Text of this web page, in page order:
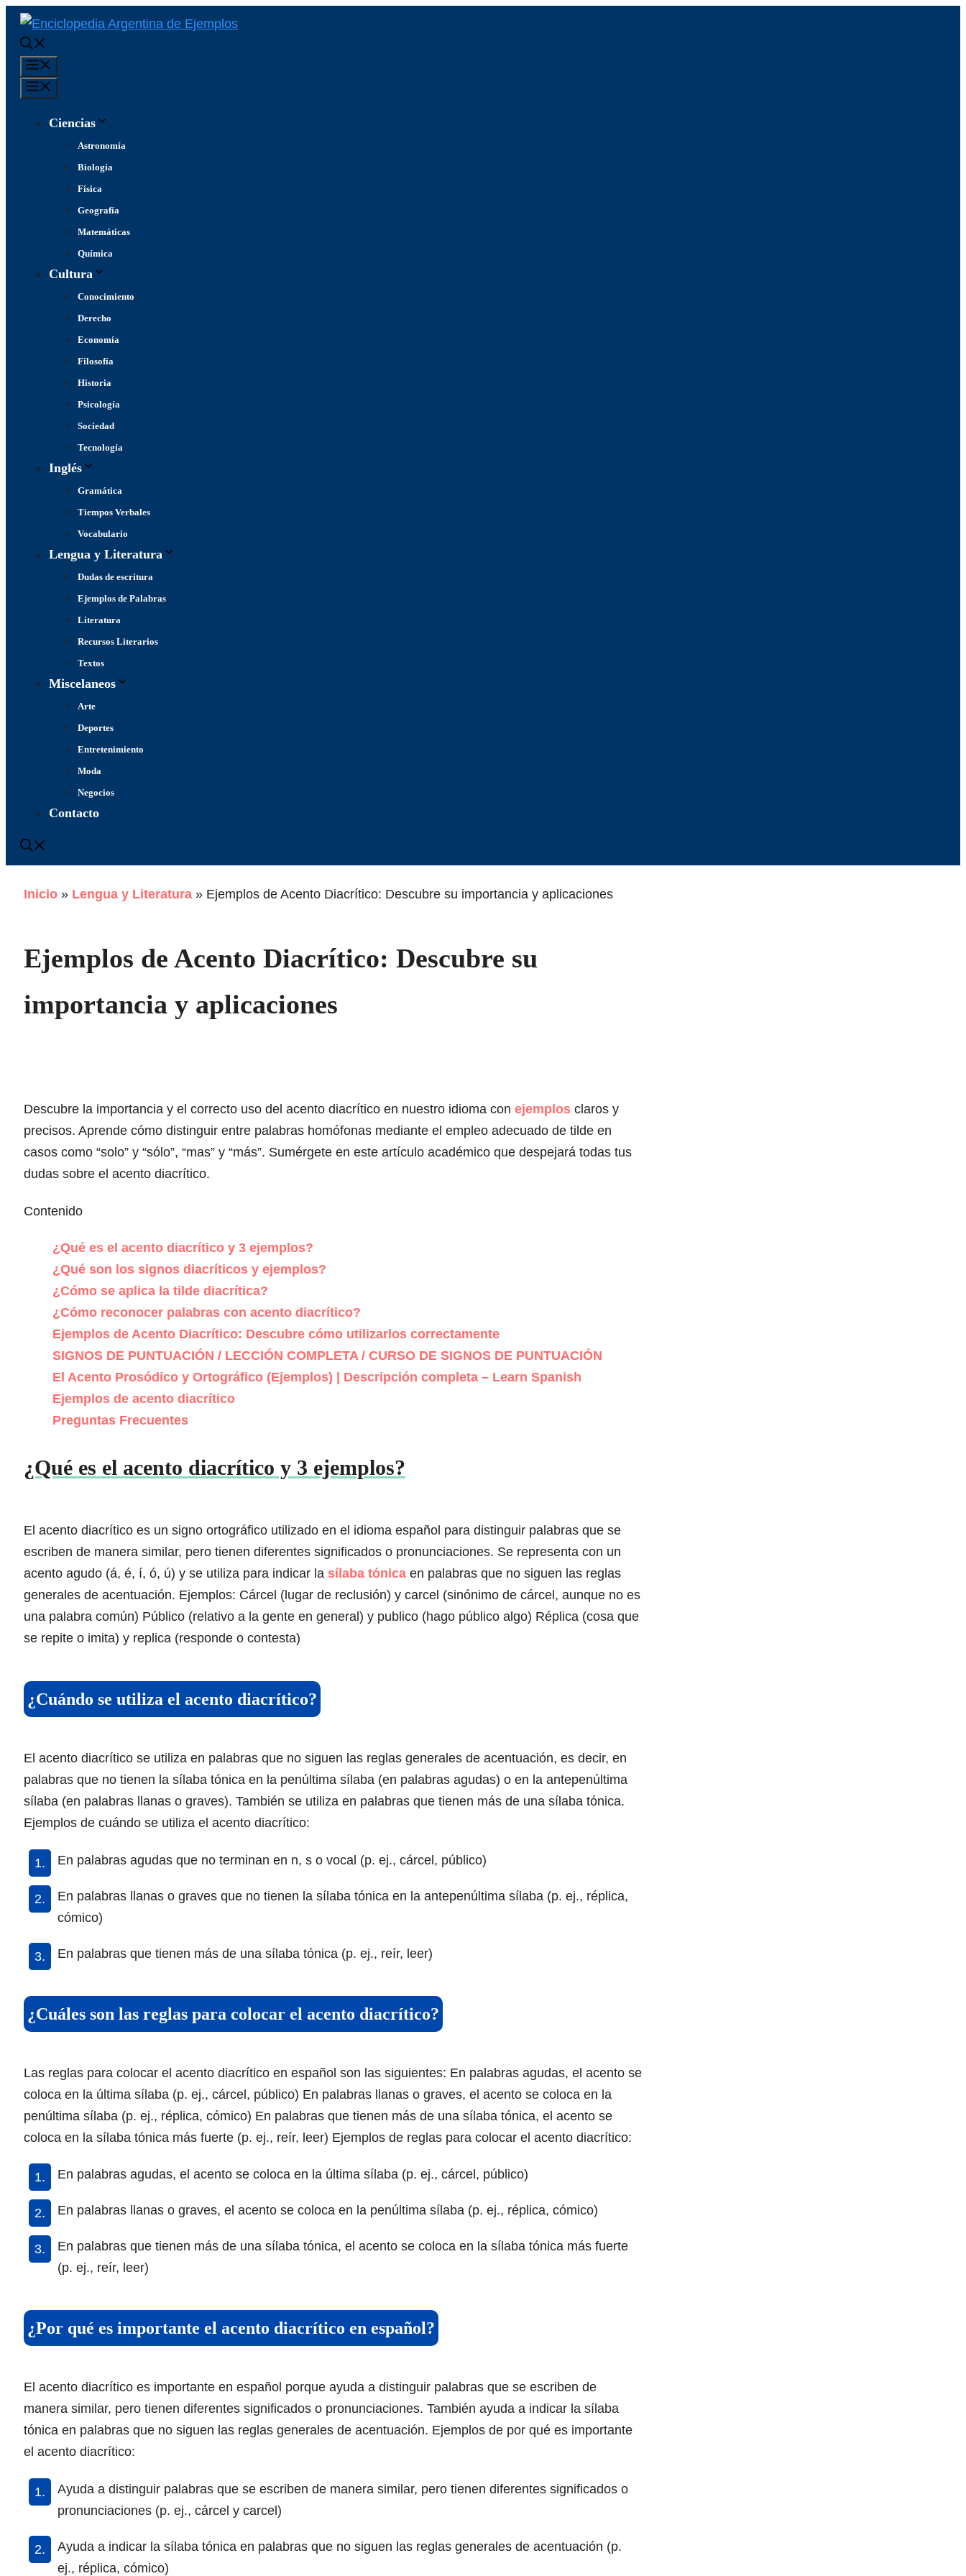
Saltar
contenido
Ciencias
Astronomía
Biología
Física
Geografía
Matemáticas
Química
Cultura
Conocimiento
Derecho
Economía
Filosofía
Historia
Psicología
Sociedad
Tecnología
Inglés
Gramática
Tiempos Verbales
Vocabulario
Lengua y Literatura
Dudas de escritura
Ejemplos de Palabras
Literatura
Recursos Literarios
Textos
Miscelaneos
Arte
Deportes
Entretenimiento
Moda
Negocios
Contacto
Inicio » Lengua y Literatura » Ejemplos de Acento Diacrítico: Descubre su importancia y aplicaciones
Ejemplos de Acento Diacrítico: Descubre su
importancia y aplicaciones
Descubre la importancia y el correcto uso del acento diacrítico en nuestro idioma con ejemplos claros y
precisos. Aprende cómo distinguir entre palabras homófonas mediante el empleo adecuado de tilde en
casos como “solo” y “sólo”, “mas” y “más”. Sumérgete en este artículo académico que despejará todas tus
dudas sobre el acento diacrítico.
Contenido
¿Qué es el acento diacrítico y 3 ejemplos?
¿Qué son los signos diacríticos y ejemplos?
¿Cómo se aplica la tilde diacrítica?
¿Cómo reconocer palabras con acento diacrítico?
Ejemplos de Acento Diacrítico: Descubre cómo utilizarlos correctamente
SIGNOS DE PUNTUACIÓN / LECCIÓN COMPLETA / CURSO DE SIGNOS DE PUNTUACIÓN
El Acento Prosódico y Ortográfico (Ejemplos) | Descripción completa – Learn Spanish
Ejemplos de acento diacrítico
Preguntas Frecuentes
¿Qué es el acento diacrítico y 3 ejemplos?
El acento diacrítico es un signo ortográfico utilizado en el idioma español para distinguir palabras que se
escriben de manera similar, pero tienen diferentes significados o pronunciaciones. Se representa con un
acento agudo (á, é, í, ó, ú) y se utiliza para indicar la sílaba tónica en palabras que no siguen las reglas
generales de acentuación. Ejemplos: Cárcel (lugar de reclusión) y carcel (sinónimo de cárcel, aunque no es
una palabra común) Público (relativo a la gente en general) y publico (hago público algo) Réplica (cosa que
se repite o imita) y replica (responde o contesta)
¿Cuándo se utiliza el acento diacrítico?
El acento diacrítico se utiliza en palabras que no siguen las reglas generales de acentuación, es decir, en
palabras que no tienen la sílaba tónica en la penúltima sílaba (en palabras agudas) o en la antepenúltima
sílaba (en palabras llanas o graves). También se utiliza en palabras que tienen más de una sílaba tónica.
Ejemplos de cuándo se utiliza el acento diacrítico:
En palabras agudas que no terminan en n, s o vocal (p. ej., cárcel, público)
En palabras llanas o graves que no tienen la sílaba tónica en la antepenúltima sílaba (p. ej., réplica,
cómico)
En palabras que tienen más de una sílaba tónica (p. ej., reír, leer)
¿Cuáles son las reglas para colocar el acento diacrítico?
Las reglas para colocar el acento diacrítico en español son las siguientes: En palabras agudas, el acento se
coloca en la última sílaba (p. ej., cárcel, público) En palabras llanas o graves, el acento se coloca en la
penúltima sílaba (p. ej., réplica, cómico) En palabras que tienen más de una sílaba tónica, el acento se
coloca en la sílaba tónica más fuerte (p. ej., reír, leer) Ejemplos de reglas para colocar el acento diacrítico:
En palabras agudas, el acento se coloca en la última sílaba (p. ej., cárcel, público)
En palabras llanas o graves, el acento se coloca en la penúltima sílaba (p. ej., réplica, cómico)
En palabras que tienen más de una sílaba tónica, el acento se coloca en la sílaba tónica más fuerte
(p. ej., reír, leer)
¿Por qué es importante el acento diacrítico en español?
El acento diacrítico es importante en español porque ayuda a distinguir palabras que se escriben de
manera similar, pero tienen diferentes significados o pronunciaciones. También ayuda a indicar la sílaba
tónica en palabras que no siguen las reglas generales de acentuación. Ejemplos de por qué es importante
el acento diacrítico:
Ayuda a distinguir palabras que se escriben de manera similar, pero tienen diferentes significados o
pronunciaciones (p. ej., cárcel y carcel)
Ayuda a indicar la sílaba tónica en palabras que no siguen las reglas generales de acentuación (p.
ej., réplica, cómico)